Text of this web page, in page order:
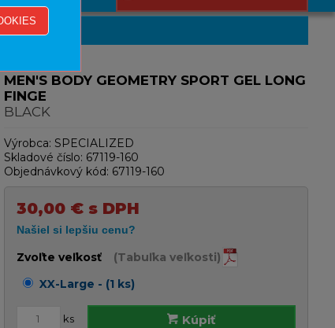
MEN'S BODY GEOMETRY SPORT GEL LONG
FINGE
BLACK
Výrobca: SPECIALIZED
Skladové číslo: 67119-160
Objednávkový kód: 67119-160
30,00 €s DPH
Zvoľte veľkosť
(Tabuľka veľkosti)
XX-Large - (1 ks)
ks Kúpiť